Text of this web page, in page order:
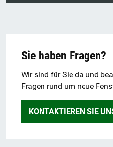
Sie haben Fragen?
Wir sind für Sie da und
Fragen rund um neue
KONTAKTIEREN SIE